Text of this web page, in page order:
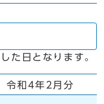
た日となります。
令和4年2月分